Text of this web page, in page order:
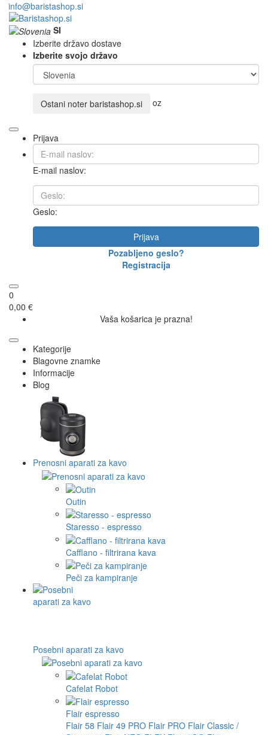
info@baristashop.si
SI
Izberite državo dostave
Izberite svojo državo
Ostani noter baristashop.si oz
Prijava
E-mail naslov:
Geslo:
Prijava
Pozabljeno geslo?
Registracija
0
0,00 €
Vaša košarica je prazna!
Kategorije
Blagovne znamke
Informacije
Blog
Prenosni aparati za kavo
Outin
Staresso - espresso
Cafflano - filtrirana kava
Peči za kampiranje
Posebni aparati za kavo
Cafelat Robot
Flair espresso
Flair 58 Flair 49 PRO Flair PRO Flair Classic /